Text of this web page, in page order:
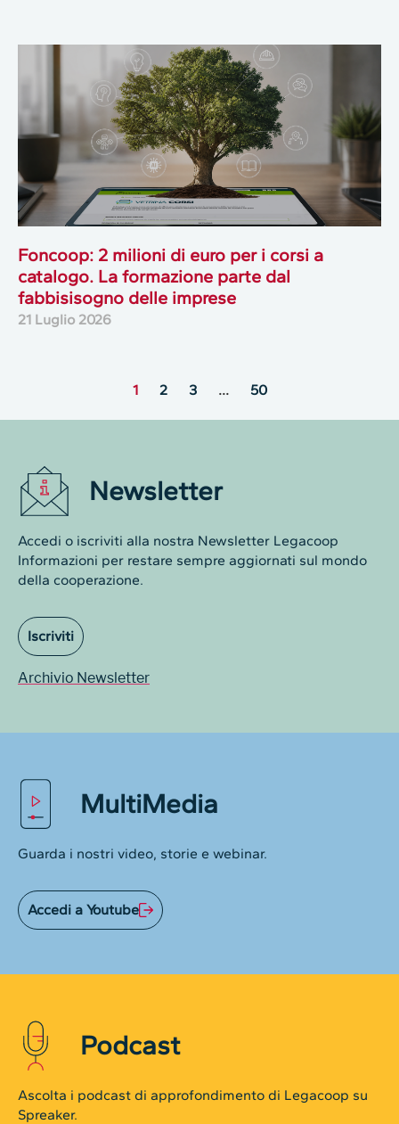
Foncoop: 2 milioni di euro per i corsi a
catalogo. La formazione parte dal
fabbisisogno delle imprese
21 Luglio 2026
1 2 3 … 50
Newsletter
Accedi o iscriviti alla nostra Newsletter Legacoop
Informazioni per restare sempre aggiornati sul mondo
della cooperazione.
Iscriviti
Archivio Newsletter
MultiMedia
Guarda i nostri video, storie e webinar.
Accedi a Youtube
Podcast
Ascolta i podcast di approfondimento di Legacoop su
Spreaker.